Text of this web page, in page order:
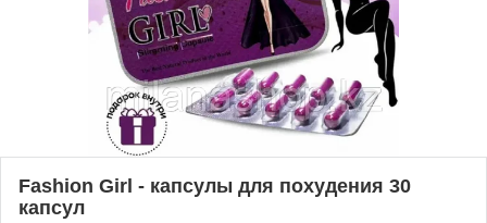
Fashion Girl - капсулы для похудения 30
капсул